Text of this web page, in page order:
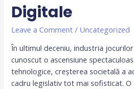
Digitale
Leave a Comment / Uncategorized
În ultimul deceniu, industria
cunoscut o ascensiune
tehnologice, creșterea societală a
cadru legislativ tot mai sofisticat. O